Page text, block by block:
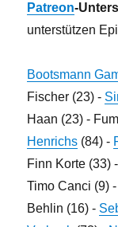
Patreon-
unterstützen
Bootsmann
Fischer (23) -
Haan (23) -
Henrichs (84) -
Finn Korte (33) -
Timo Canci (9)
Behlin (16) -